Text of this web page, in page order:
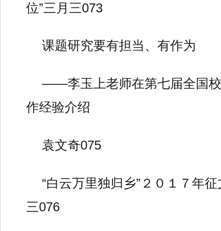
位”三月三073
课题研究要有担当、有作为
——李玉上老师在第七届全国
作经验介绍
袁文奇075
“白云万里独归乡”２０１７年
三076